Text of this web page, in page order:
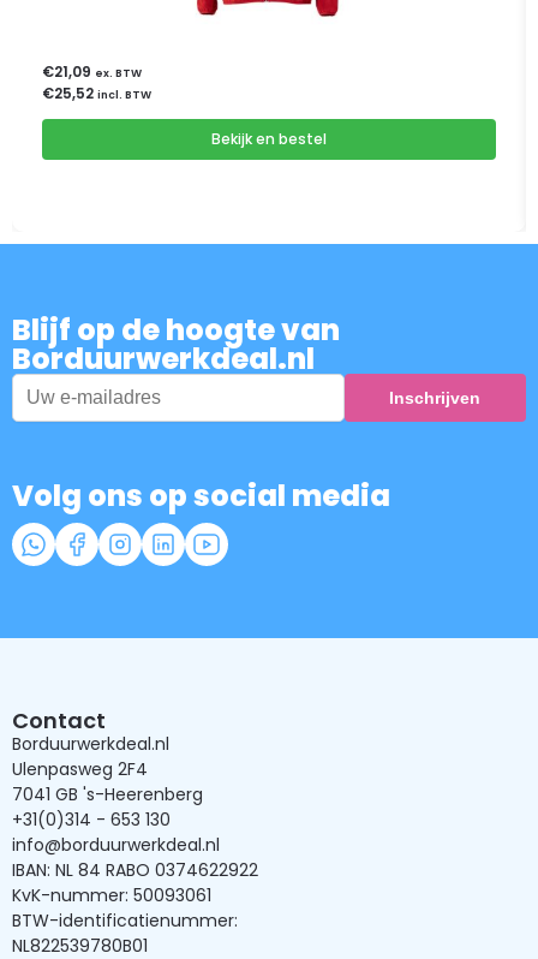
€21,09 ex. BTW
€25,52 incl. BTW
Bekijk en bestel
Blijf op de hoogte van
Borduurwerkdeal.nl
Volg ons op social media
Contact
Borduurwerkdeal.nl
Ulenpasweg 2F4
7041 GB 's-Heerenberg
+31(0)314 - 653 130
info@borduurwerkdeal.nl
IBAN: NL 84 RABO 0374622922
KvK-nummer: 50093061
BTW-identificatienummer:
NL822539780B01